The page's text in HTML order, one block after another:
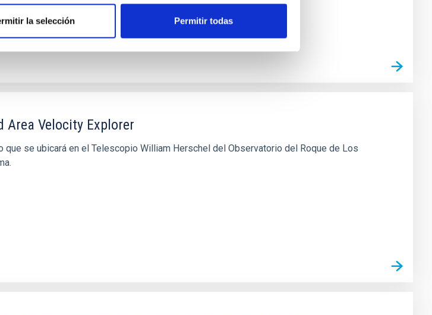
la selección Permitir todas
Area Velocity Explorer
se ubicará en el Telescopio William Herschel del Observatorio del Roque de Los